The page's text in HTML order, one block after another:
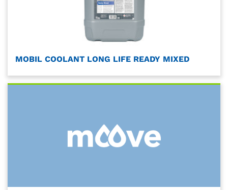
MOBIL COOLANT LONG LIFE READY MIXED